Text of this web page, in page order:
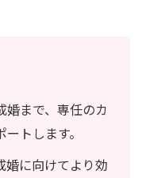
婚まで、専任のカ
トします。
婚に向けてより効